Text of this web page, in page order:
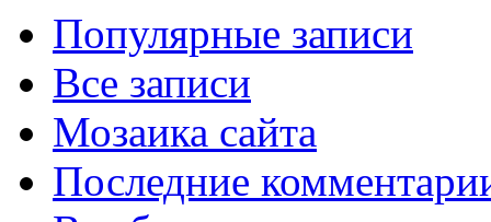
Популярные записи
Все записи
Мозаика сайта
Последние